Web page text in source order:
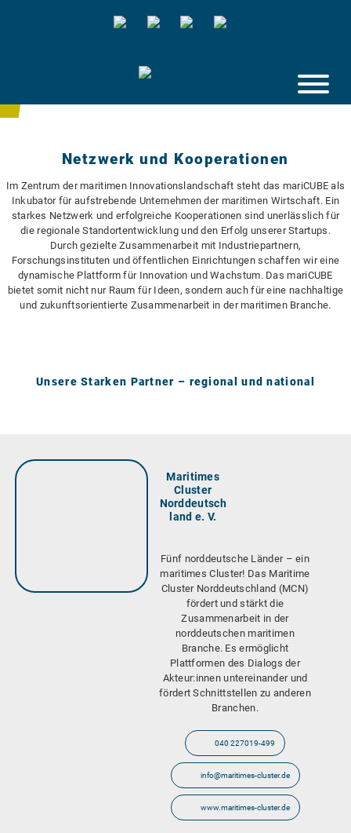
Netzwerk und Kooperationen
Im Zentrum der maritimen Innovationslandschaft steht das mariCUBE als
Inkubator für aufstrebende Unternehmen der maritimen Wirtschaft. Ein
starkes Netzwerk und erfolgreiche Kooperationen sind unerlässlich für
die regionale Standortentwicklung und den Erfolg unserer Startups.
Durch gezielte Zusammenarbeit mit Industriepartnern,
Forschungsinstituten und öffentlichen Einrichtungen schaffen wir eine
dynamische Plattform für Innovation und Wachstum. Das mariCUBE
bietet somit nicht nur Raum für Ideen, sondern auch für eine nachhaltige
und zukunftsorientierte Zusammenarbeit in der maritimen Branche.
Unsere Starken Partner – regional und national
Maritimes
Cluster
Norddeutsch
land e. V.
Fünf norddeutsche Länder – ein
maritimes Cluster! Das Maritime
Cluster Norddeutschland (MCN)
fördert und stärkt die
Zusammenarbeit in der
norddeutschen maritimen
Branche. Es ermöglicht
Plattformen des Dialogs der
Akteur:innen untereinander und
fördert Schnittstellen zu anderen
Branchen.
040 227019-499
info@maritimes-cluster.de
www.maritimes-cluster.de